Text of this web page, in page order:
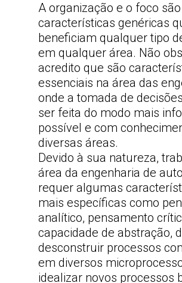
A organização e o foco são
características genéricas
beneficiam qualquer tipo
em qualquer área. Não
acredito que são
essenciais na área das
onde a tomada de
ser feita do modo mais
possível e com
diversas áreas.
Devido à sua natureza,
área da engenharia de
requer algumas
mais específicas como
analítico, pensamento
capacidade de abstração,
desconstruir processos
em diversos
idealizar novos processos